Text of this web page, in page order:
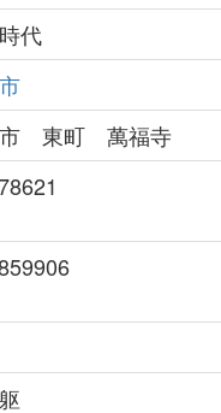
代
東町 萬福寺